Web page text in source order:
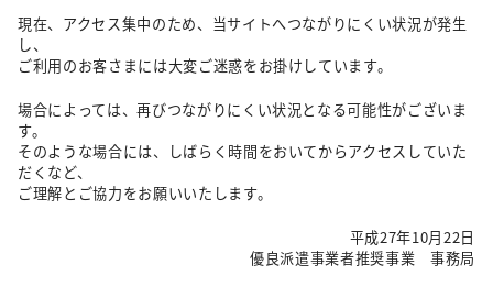
現在、アクセス集中のため、当サイトへつながりにくい状況が発生
し、
ご利用のお客さまには大変ご迷惑をお掛けしています。
場合によっては、再びつながりにくい状況となる可能性がございま
す。
そのような場合には、しばらく時間をおいてからアクセスしていた
だくなど、
ご理解とご協力をお願いいたします。
平成27年10月22日
優良派遣事業者推奨事業 事務局